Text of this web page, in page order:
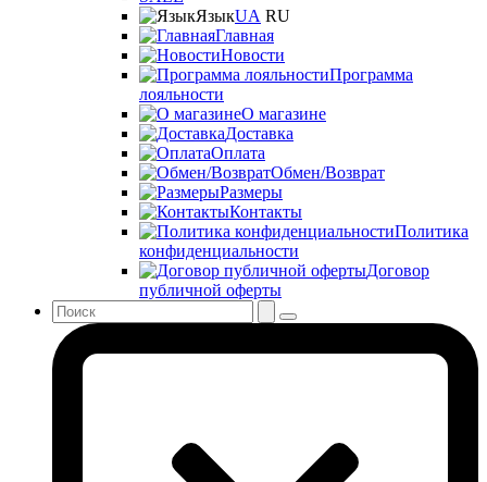
ЯзыкUA RU
Главная
Новости
Программа
лояльности
О магазине
Доставка
Оплата
Обмен/Возврат
Размеры
Контакты
Политика
конфиденциальности
Договор
публичной оферты